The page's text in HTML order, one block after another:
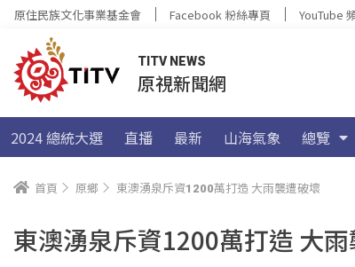
原住民族文化事業基金會 Facebook 粉絲專頁 YouTube
TITV NEWS
原視新聞網
2024 總統大選 直播 最新 山海氣象 總覽
首頁 原鄉 東澳湧泉斥資1200萬打造 大雨襲遭破壞
東澳湧泉斥資1200萬打造 大